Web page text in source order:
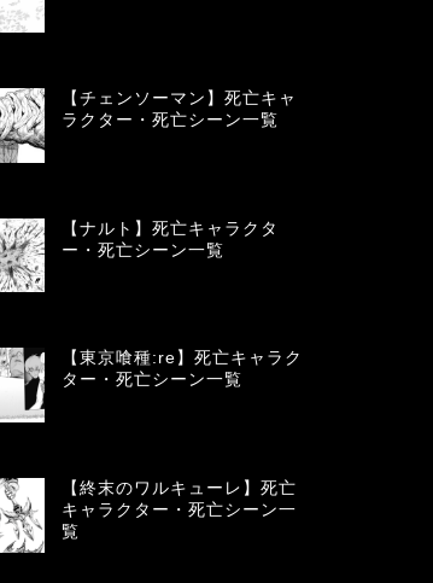
【チェンソーマン】死亡キャ
ラクター・死亡シーン一覧
【ナルト】死亡キャラクタ
ー・死亡シーン一覧
【東京喰種:re】死亡キャラク
ター・死亡シーン一覧
【終末のワルキューレ】死亡
キャラクター・死亡シーン一
覧